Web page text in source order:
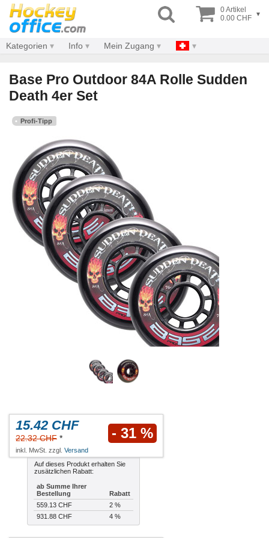
0 Artikel
0.00 CHF ▾
Kategorien Info Mein Zugang
Base Pro Outdoor 84A Rolle Sudden
Death 4er Set
Profi-Tipp
15.42 CHF
22.32 CHF * - 31 %
inkl. MwSt. zzgl. Versand
Auf dieses Produkt erhalten Sie
zusätzlichen Rabatt:
ab Summe Ihrer
Bestellung
Rabatt
559.13 CHF
2 %
931.88 CHF
4 %